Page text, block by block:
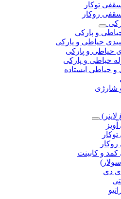
توکار
روکار
و پارکی
حیاطی و پارکی
حیاطی و پارکی
حیاطی و پارکی
و حیاطی ایستاده
شارژی
و کابینت
دی